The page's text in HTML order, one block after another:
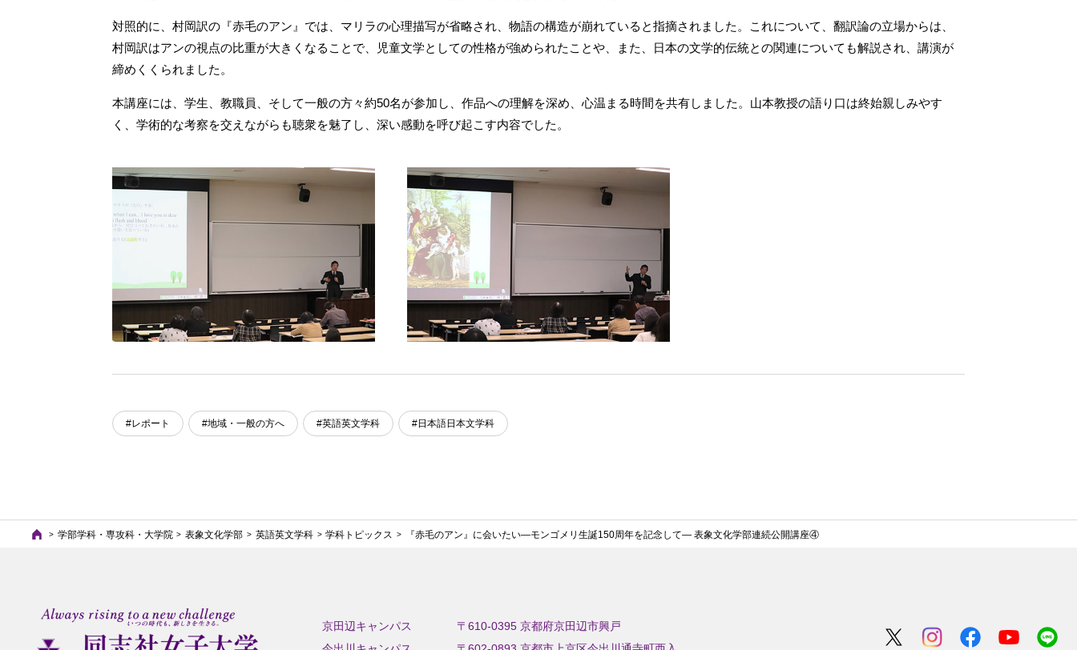
対照的に、村岡訳の『赤毛のアン』では、マリラの心理描写が省略され、物語の構造が崩れていると指摘されました。これについて、翻訳論の立場からは、
村岡訳はアンの視点の比重が大きくなることで、児童文学としての性格が強められたことや、また、日本の文学的伝統との関連についても解説され、講演が
締めくくられました。
本講座には、学生、教職員、そして一般の方々約50名が参加し、作品への理解を深め、心温まる時間を共有しました。山本教授の語り口は終始親しみやす
く、学術的な考察を交えながらも聴衆を魅了し、深い感動を呼び起こす内容でした。
#レポート #地域・一般の方へ #英語英文学科 #日本語日本文学科
学部学科・専攻科・大学院 表象文化学部 英語英文学科 学科トピックス 『赤毛のアン』に会いたい―モンゴメリ生誕150周年を記念して― 表象文化学部連続公開講座④
京田辺キャンパス
〒610-0395 京都府京田辺市興戸